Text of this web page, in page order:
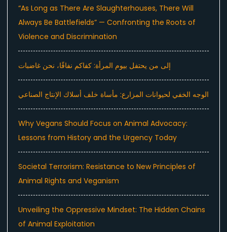
“As Long as There Are Slaughterhouses, There Will
Always Be Battlefields” — Confronting the Roots of
Violence and Discrimination
إلى من يحتفل بيوم المرأة: كفاكم نفاقًا، نحن غاضبات
الوجه الخفي لحيوانات المزارع: مأساة خلف أسلاك الإنتاج الصناعي
Why Vegans Should Focus on Animal Advocacy:
Lessons from History and the Urgency Today
Societal Terrorism: Resistance to New Principles of
Animal Rights and Veganism
Unveiling the Oppressive Mindset: The Hidden Chains
of Animal Exploitation